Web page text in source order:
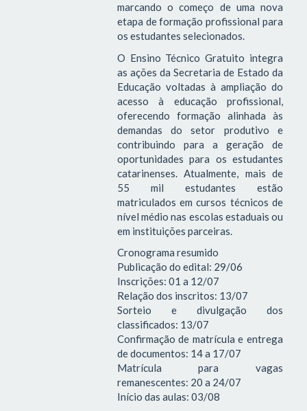
marcando o começo de uma nova
etapa de formação profissional para
os estudantes selecionados.
O Ensino Técnico Gratuito integra
as ações da Secretaria de Estado da
Educação voltadas à ampliação do
acesso à educação profissional,
oferecendo formação alinhada às
demandas do setor produtivo e
contribuindo para a geração de
oportunidades para os estudantes
catarinenses. Atualmente, mais de
55 mil estudantes estão
matriculados em cursos técnicos de
nível médio nas escolas estaduais ou
em instituições parceiras.
Cronograma resumido
Publicação do edital: 29/06
Inscrições: 01 a 12/07
Relação dos inscritos: 13/07
Sorteio e divulgação dos
classificados: 13/07
Confirmação de matrícula e entrega
de documentos: 14 a 17/07
Matrícula para vagas
remanescentes: 20 a 24/07
Início das aulas: 03/08